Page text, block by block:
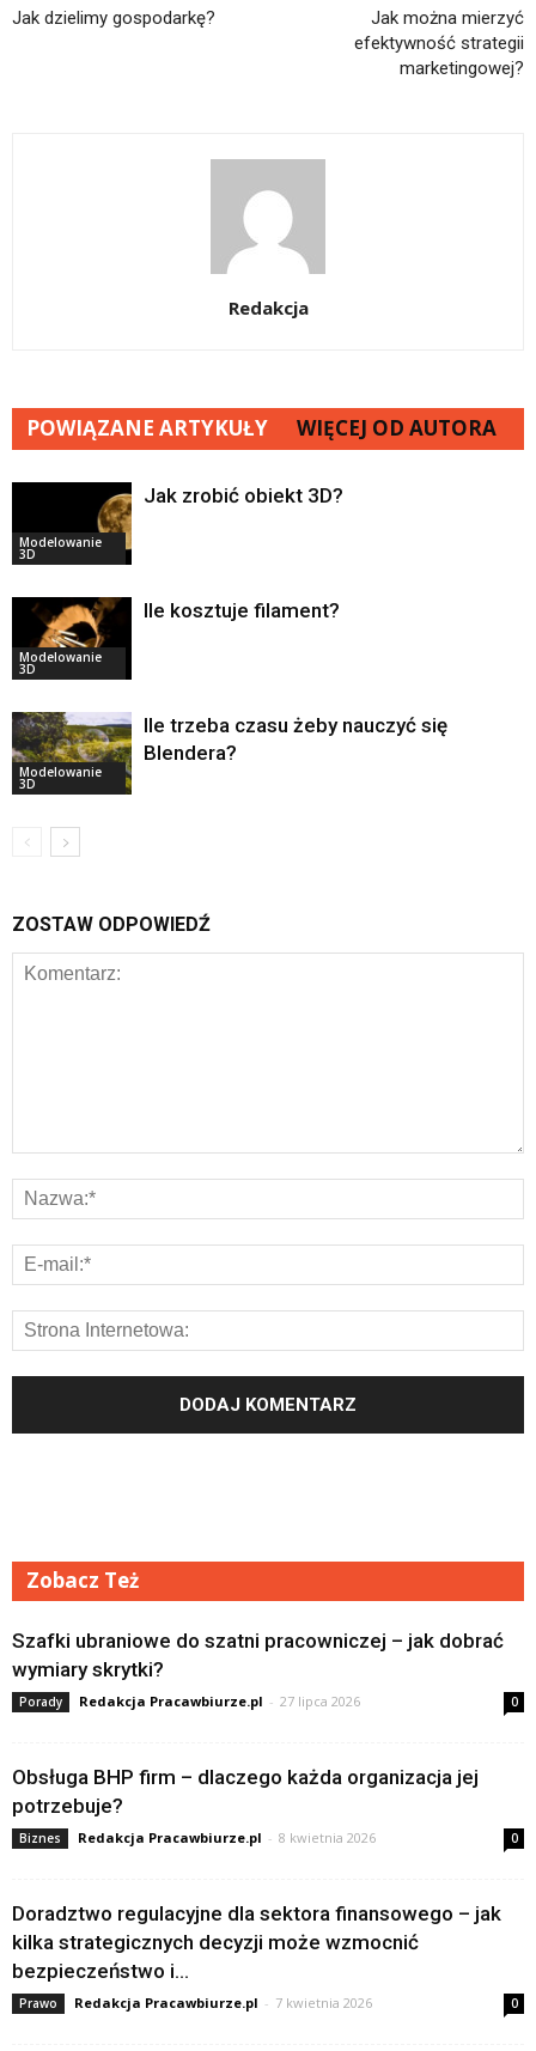
Jak dzielimy gospodarkę?
Jak można mierzyć
efektywność strategii
marketingowej?
Redakcja
POWIĄZANE ARTYKUŁY WIĘCEJ OD AUTORA
Modelowanie
3D
Jak zrobić obiekt 3D?
Modelowanie
3D
Ile kosztuje filament?
Modelowanie
3D
Ile trzeba czasu żeby nauczyć się
Blendera?
ZOSTAW ODPOWIEDŹ
Zobacz Też
Szafki ubraniowe do szatni pracowniczej – jak dobrać
wymiary skrytki?
Porady Redakcja Pracawbiurze.pl - 27 lipca 2026 0
Obsługa BHP firm – dlaczego każda organizacja jej
potrzebuje?
Biznes Redakcja Pracawbiurze.pl - 8 kwietnia 2026 0
Doradztwo regulacyjne dla sektora finansowego – jak
kilka strategicznych decyzji może wzmocnić
bezpieczeństwo i...
Prawo Redakcja Pracawbiurze.pl - 7 kwietnia 2026 0